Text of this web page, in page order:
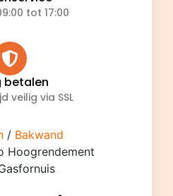
tot 17:00
betalen
veilig via SSL
/ Bakwand
Hoogrendement